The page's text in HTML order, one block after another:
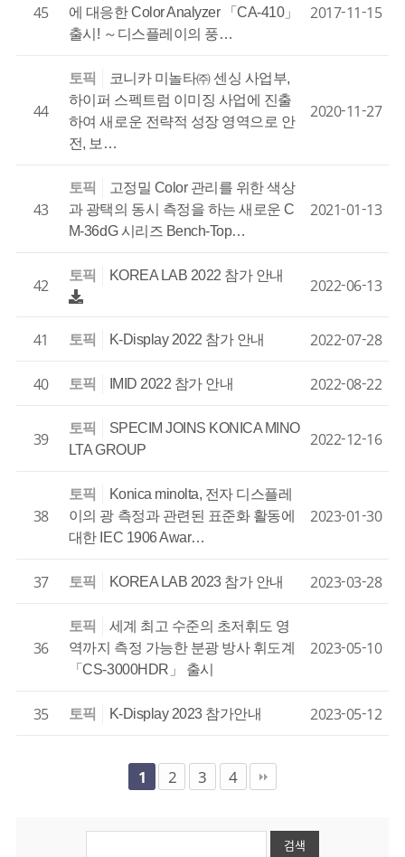
45
에 대응한 Color Analyzer 「CA-410」
출시! ～디스플레이의 풍…
2017-11-15
44
토픽
코니카 미놀타㈜ 센싱 사업부,
하이퍼 스펙트럼 이미징 사업에 진출
하여 새로운 전략적 성장 영역으로 안
전, 보…
2020-11-27
43
토픽
고정밀 Color 관리를 위한 색상
과 광택의 동시 측정을 하는 새로운 C
M-36dG 시리즈 Bench-Top…
2021-01-13
42 토픽 KOREA LAB 2022 참가 안내 2022-06-13
41 토픽 K-Display 2022 참가 안내 2022-07-28
40 토픽 IMID 2022 참가 안내 2022-08-22
39 토픽
SPECIM JOINS KONICA MINO
LTA GROUP
2022-12-16
38
토픽
Konica minolta, 전자 디스플레
이의 광 측정과 관련된 표준화 활동에
대한 IEC 1906 Awar…
2023-01-30
37 토픽 KOREA LAB 2023 참가 안내 2023-03-28
36
토픽
세계 최고 수준의 초저휘도 영
역까지 측정 가능한 분광 방사 휘도계
「CS-3000HDR」 출시
2023-05-10
35 토픽 K-Display 2023 참가안내 2023-05-12
1 2 3 4